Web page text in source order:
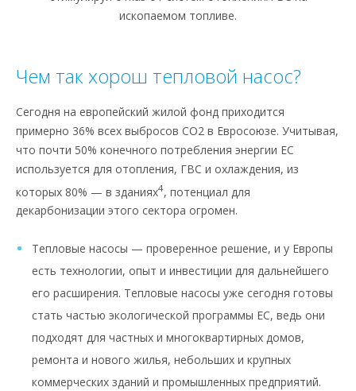
ископаемом топливе.
Чем так хорош тепловой насос?
Сегодня на европейский жилой фонд приходится
примерно 36% всех выбросов CO2 в Евросоюзе. Учитывая,
что почти 50% конечного потребления энергии ЕС
используется для отопления, ГВС и охлаждения, из
которых 80% — в зданиях4, потенциал для
декарбонизации этого сектора огромен.
Тепловые насосы — проверенное решение, и у Европы
есть технологии, опыт и инвестиции для дальнейшего
его расширения. Тепловые насосы уже сегодня готовы
стать частью экологической программы ЕС, ведь они
подходят для частных и многоквартирных домов,
ремонта и нового жилья, небольших и крупных
коммерческих зданий и промышленных предприятий.